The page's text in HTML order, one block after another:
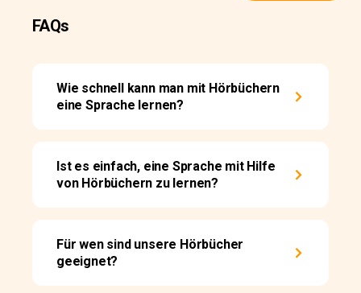
FAQs
Wie schnell kann man mit Hörbüchern
eine Sprache lernen?
Ist es einfach, eine Sprache mit Hilfe
von Hörbüchern zu lernen?
Für wen sind unsere Hörbücher
geeignet?